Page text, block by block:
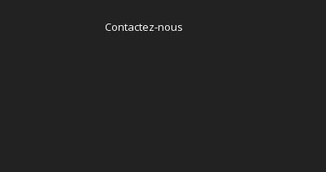
Contactez-nous